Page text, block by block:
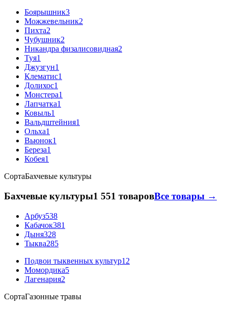
Боярышник3
Можжевельник2
Пихта2
Чубушник2
Никандра физалисовидная2
Туя1
Джузгун1
Клематис1
Долихос1
Монстера1
Лапчатка1
Ковыль1
Вальдштейния1
Ольха1
Вьюнок1
Береза1
Кобея1
СортаБахчевые культуры
Бахчевые культуры1 551 товаровВсе товары →
Арбуз538
Кабачок381
Дыня328
Тыква285
Подвои тыквенных культур12
Момордика5
Лагенария2
СортаГазонные травы